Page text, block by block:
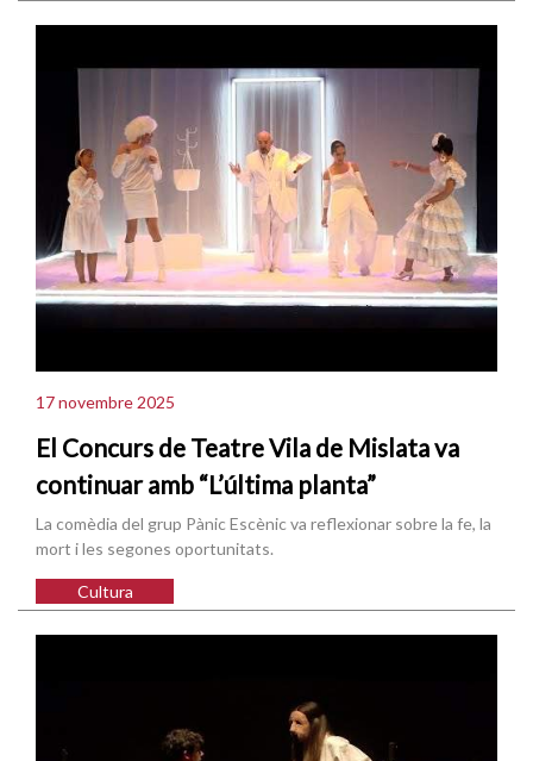
17 novembre 2025
El Concurs de Teatre Vila de Mislata va
continuar amb “L’última planta”
La comèdia del grup Pànic Escènic va reflexionar sobre la fe, la
mort i les segones oportunitats.
Cultura